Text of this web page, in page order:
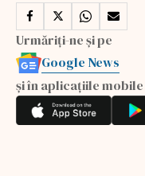
Urmăriți-ne și pe
Google News
și în aplicațiile mobile